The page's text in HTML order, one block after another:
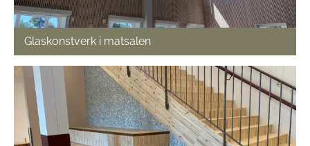
Glaskonstverk i matsalen